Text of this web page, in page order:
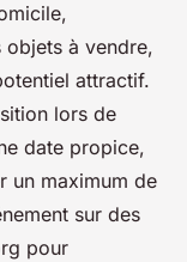
à vendre,
attractif.
lors de
date propice,
un maximum de
sur des
pour